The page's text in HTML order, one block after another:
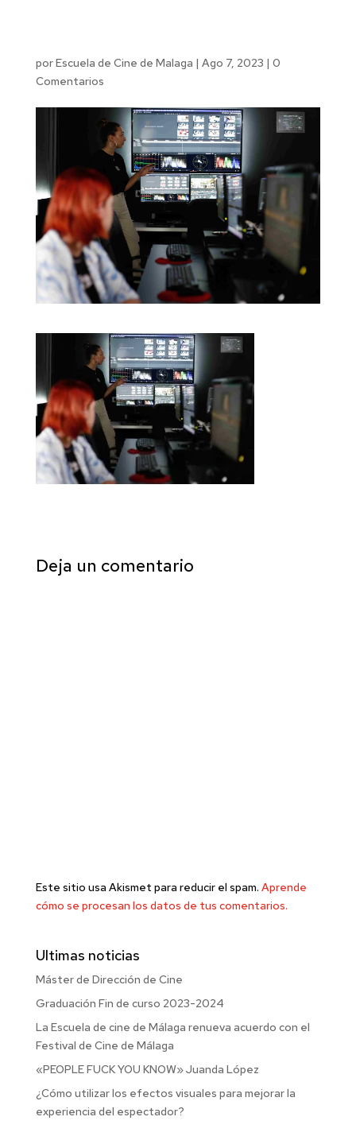
porEscuela de Cine de Malaga | Ago 7, 2023 | 0
Comentarios
Deja un comentario
Este sitio usa Akismet para reducir el spam. Aprende
cómo se procesan los datos de tus comentarios.
Ultimas noticias
Máster de Dirección de Cine
Graduación Fin de curso 2023-2024
La Escuela de cine de Málaga renueva acuerdo con el
Festival de Cine de Málaga
«PEOPLE FUCK YOU KNOW» Juanda López
¿Cómo utilizar los efectos visuales para mejorar la
experiencia del espectador?